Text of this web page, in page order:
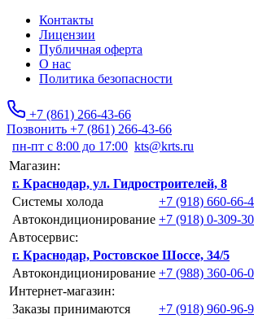
Контакты
Лицензии
Публичная оферта
О нас
Политика безопасности
+7 (861) 266-43-66
Позвонить +7 (861) 266-43-66
пн-пт с 8:00 до 17:00 kts@krts.ru
Магазин:
г. Краснодар, ул. Гидростроителей, 8
Системы холода
+7 (918) 660-66-
Автокондиционирование +7 (918) 0-309-
Автосервис:
г. Краснодар, Ростовское Шоссе, 34/5
Автокондиционирование +7 (988) 360-06-
Интернет-магазин:
Заказы принимаются
+7 (918) 960-96-